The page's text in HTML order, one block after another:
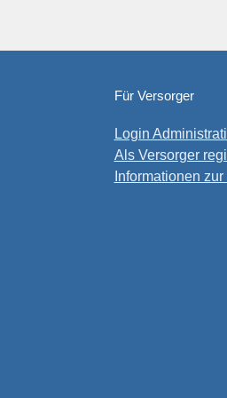
Für Versorger
Login
Als Versorger
Informationen